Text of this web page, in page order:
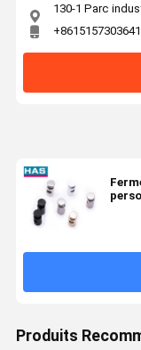
130-1 Parc
+8615157303641
Produits